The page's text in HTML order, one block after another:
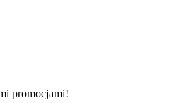
promocjami!